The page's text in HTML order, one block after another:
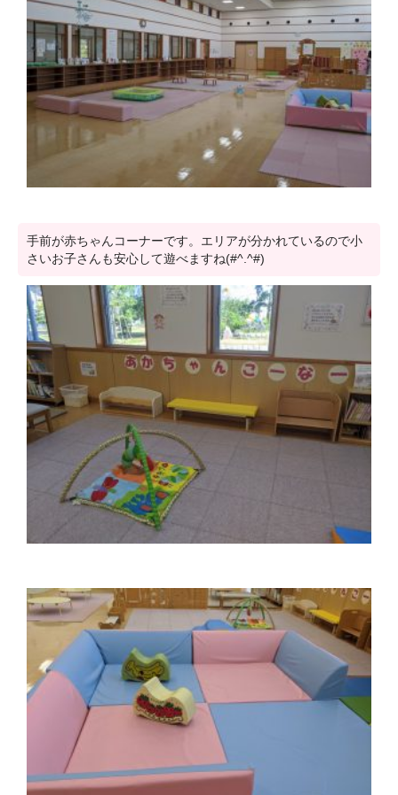
手前が赤ちゃんコーナーです。エリアが分かれているので小
さいお子さんも安心して遊べますね(#^.^#)